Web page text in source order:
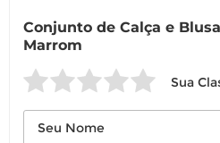
Conjunto de Calça e
Marrom
Sua